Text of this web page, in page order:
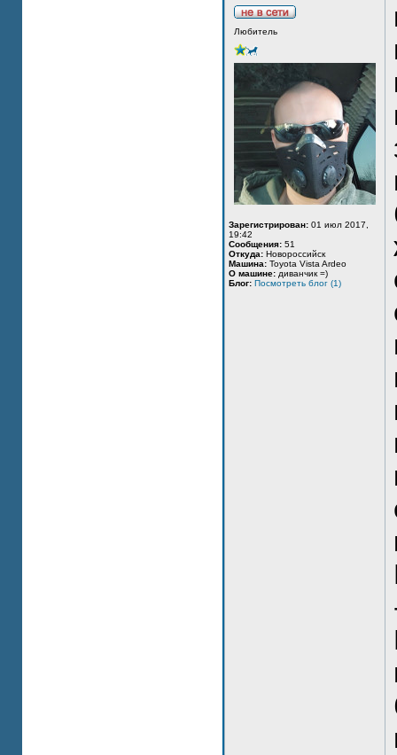
Любитель
Зарегистрирован: 01 июл 2017,
19:42
Сообщения: 51
Откуда: Новороссийск
Машина: Toyota Vista Ardeo
О машине: диванчик =)
Блог: Посмотреть блог (1)